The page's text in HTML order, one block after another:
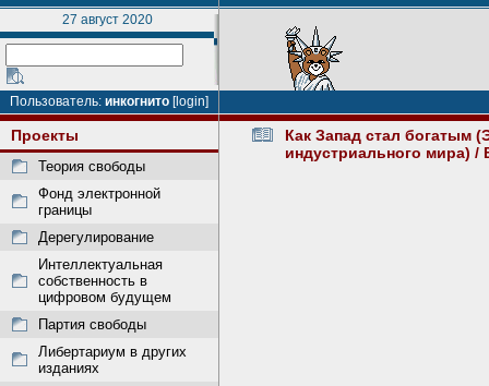
27 август 2020
Пользователь: инкогнито [login]
Проекты
Теория свободы
Фонд электронной
границы
Дерегулирование
Интеллектуальная
собственность в
цифровом будущем
Партия свободы
Либертариум в других
изданиях
Как Запад стал богатым
индустриального мира) /